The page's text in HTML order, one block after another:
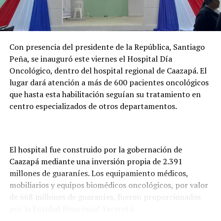
Con presencia del presidente de la República, Santiago
Peña, se inauguró este viernes el Hospital Día
Oncológico, dentro del hospital regional de Caazapá. El
lugar dará atención a más de 600 pacientes oncológicos
que hasta esta habilitación seguían su tratamiento en
centro especializados de otros departamentos.
El hospital fue construido por la gobernación de
Caazapá mediante una inversión propia de 2.391
millones de guaraníes. Los equipamiento médicos,
mobiliarios y equipos biomédicos oncológicos, por valor
de 668 millones de guaraníes, fueron proporcionados